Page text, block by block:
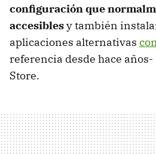
configuración que
accesiblesy también
aplicaciones alternativas
referencia desde hace
Store.